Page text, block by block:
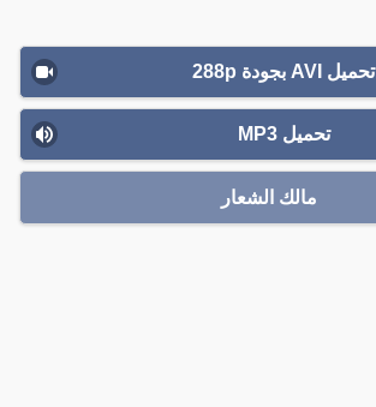
تحميل AVI بجودة 288p
تحميل MP3
مالك الشعار